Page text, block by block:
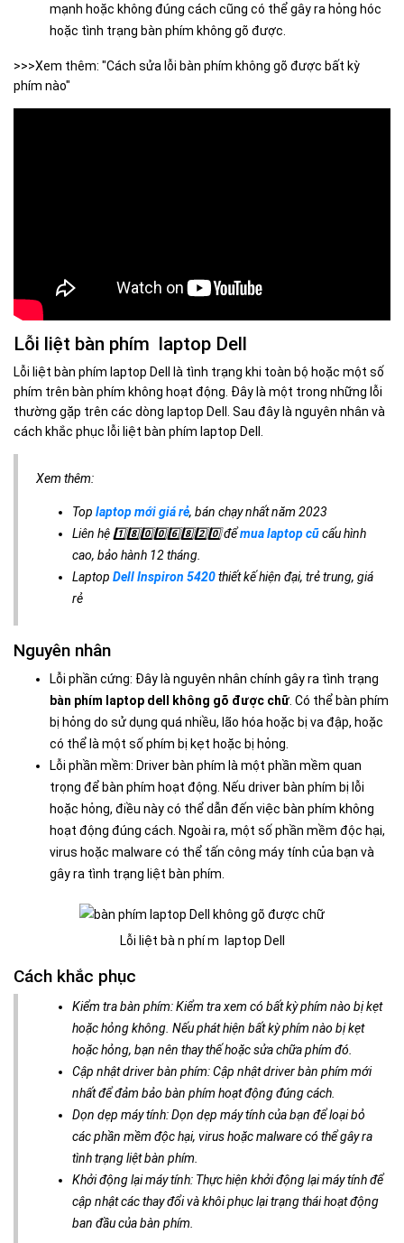
mạnh hoặc không đúng cách cũng có thể gây ra hỏng hóc
hoặc tình trạng bàn phím không gõ được.
>>>Xem thêm: "Cách sửa lỗi bàn phím không gõ được bất kỳ
phím nào"
Lỗi liệt bàn phím laptop Dell
Lỗi liệt bàn phím laptop Dell là tình trạng khi toàn bộ hoặc một số
phím trên bàn phím không hoạt động. Đây là một trong những lỗi
thường gặp trên các dòng laptop Dell. Sau đây là nguyên nhân và
cách khắc phục lỗi liệt bàn phím laptop Dell.
Xem thêm:
Top laptop mới giá rẻ, bán chạy nhất năm 2023
Liên hệ 1️⃣8️⃣0️⃣0️⃣6️⃣8️⃣2️⃣0️⃣ đểmua laptop cũcấu hình
cao, bảo hành 12 tháng.
Laptop Dell Inspiron 5420thiết kế hiện đại, trẻ trung, giá
rẻ
Nguyên nhân
Lỗi phần cứng: Đây là nguyên nhân chính gây ra tình trạng
bàn phím laptop dell không gõ được chữ . Có thể bàn phím
bị hỏng do sử dụng quá nhiều, lão hóa hoặc bị va đập, hoặc
có thể là một số phím bị kẹt hoặc bị hỏng.
Lỗi phần mềm: Driver bàn phím là một phần mềm quan
trọng để bàn phím hoạt động. Nếu driver bàn phím bị lỗi
hoặc hỏng, điều này có thể dẫn đến việc bàn phím không
hoạt động đúng cách. Ngoài ra, một số phần mềm độc hại,
virus hoặc malware có thể tấn công máy tính của bạn và
gây ra tình trạng liệt bàn phím.
Lỗi liệt bà n phí m laptop Dell
Cách khắc phục
Kiểm tra bàn phím: Kiểm tra xem có bất kỳ phím nào bị kẹt
hoặc hỏng không. Nếu phát hiện bất kỳ phím nào bị kẹt
hoặc hỏng, bạn nên thay thế hoặc sửa chữa phím đó.
Cập nhật driver bàn phím: Cập nhật driver bàn phím mới
nhất để đảm bảo bàn phím hoạt động đúng cách.
Dọn dẹp máy tính: Dọn dẹp máy tính của bạn để loại bỏ
các phần mềm độc hại, virus hoặc malware có thể gây ra
tình trạng liệt bàn phím.
Khởi động lại máy tính: Thực hiện khởi động lại máy tính để
cập nhật các thay đổi và khôi phục lại trạng thái hoạt động
ban đầu của bàn phím.